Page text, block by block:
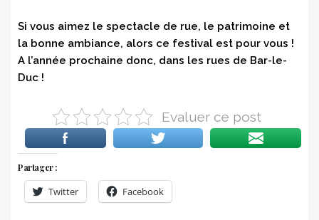
Si vous aimez le spectacle de rue, le patrimoine et
la bonne ambiance, alors ce festival est pour vous !
A l’année prochaine donc, dans les rues de Bar-le-
Duc !
Evaluer ce post
Partager :
Twitter Facebook